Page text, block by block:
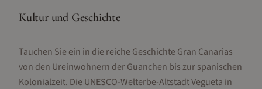
Kultur und Geschichte
Tauchen Sie ein in die reiche Geschichte Gran Canarias
von den Ureinwohnern der Guanchen bis zur spanischen
Kolonialzeit. Die UNESCO-Welterbe-Altstadt Vegueta in